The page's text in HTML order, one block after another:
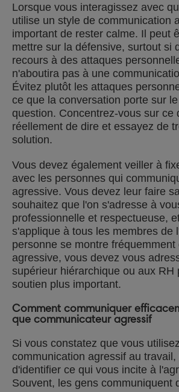
Lorsque vous interagissez avec
utilise un style de communication
important de rester calme. Il peut
mettre sur la défensive, surtout si
recours à des attaques
n'aboutira pas à une
Évitez plutôt les attaques
ce que la conversation porte sur
question. Concentrez-vous sur ce
réellement de dire et essayez de
solution.
Vous devez également veiller à
avec les personnes qui
agressive. Vous devez leur faire
souhaitez que l'on s'adresse à
professionnelle et respectueuse,
s'applique à tous les membres de
personne se montre
agressive, vous devez vous
supérieur hiérarchique ou aux RH
soutien plus important.
Comment communiquer
que communicateur agressif
Si vous constatez que vous
communication agressif au
d'identifier ce qui vous incite à
Souvent, les gens communiquent